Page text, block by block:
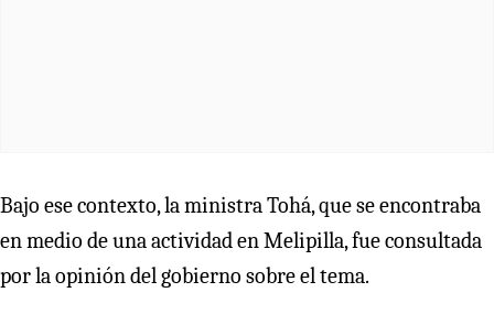
Bajo ese contexto, la ministra Tohá, que se encontraba
en medio de una actividad en Melipilla, fue consultada
por la opinión del gobierno sobre el tema.